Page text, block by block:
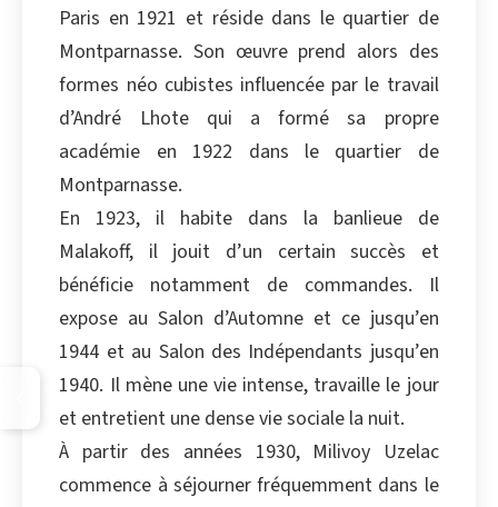
Paris en 1921 et réside dans le quartier de
Montparnasse. Son œuvre prend alors des
formes néo cubistes influencée par le travail
d’André Lhote qui a formé sa propre
académie en 1922 dans le quartier de
Montparnasse.
En 1923, il habite dans la banlieue de
Malakoff, il jouit d’un certain succès et
bénéficie notamment de commandes. Il
expose au Salon d’Automne et ce jusqu’en
1944 et au Salon des Indépendants jusqu’en
1940. Il mène une vie intense, travaille le jour
et entretient une dense vie sociale la nuit.
À partir des années 1930, Milivoy Uzelac
commence à séjourner fréquemment dans le